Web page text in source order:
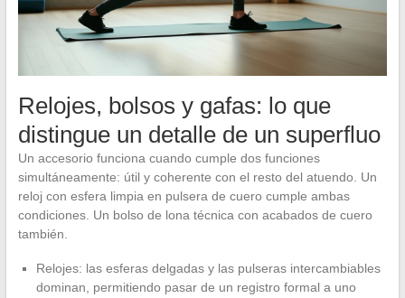
Relojes, bolsos y gafas: lo que
distingue un detalle de un superfluo
Un accesorio funciona cuando cumple dos funciones
simultáneamente: útil y coherente con el resto del atuendo. Un
reloj con esfera limpia en pulsera de cuero cumple ambas
condiciones. Un bolso de lona técnica con acabados de cuero
también.
Relojes: las esferas delgadas y las pulseras intercambiables
dominan, permitiendo pasar de un registro formal a uno